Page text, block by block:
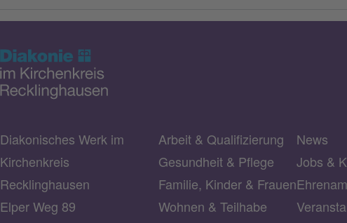
Diakonisches Werk im
Kirchenkreis
Recklinghausen
Elper Weg 89
Arbeit & Qualifizierung
Gesundheit & Pflege
Familie, Kinder & Frauen
Wohnen & Teilhabe
News
Jobs &